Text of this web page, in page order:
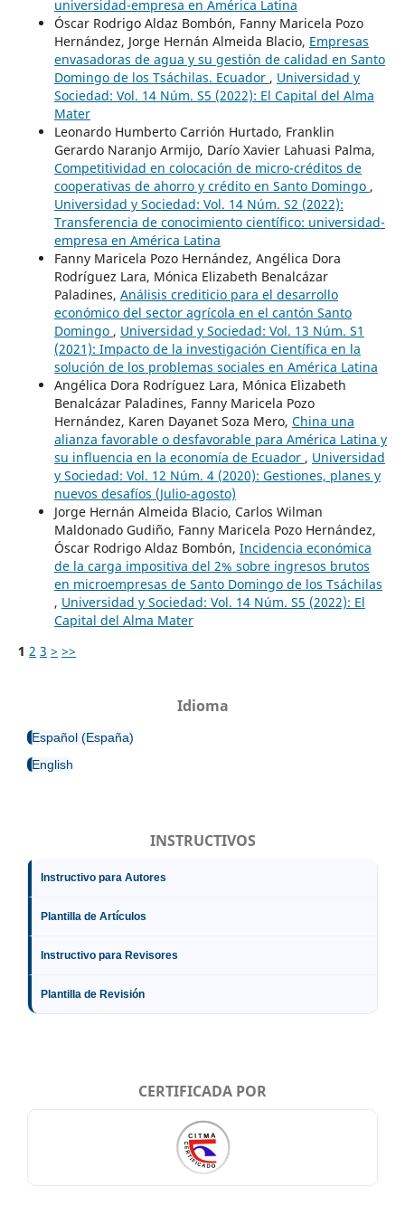
universidad-empresa en América Latina
Óscar Rodrigo Aldaz Bombón, Fanny Maricela Pozo
Hernández, Jorge Hernán Almeida Blacio, Empresas
envasadoras de agua y su gestión de calidad en Santo
Domingo de los Tsáchilas. Ecuador , Universidad y
Sociedad: Vol. 14 Núm. S5 (2022): El Capital del Alma
Mater
Leonardo Humberto Carrión Hurtado, Franklin
Gerardo Naranjo Armijo, Darío Xavier Lahuasi Palma,
Competitividad en colocación de micro-créditos de
cooperativas de ahorro y crédito en Santo Domingo ,
Universidad y Sociedad: Vol. 14 Núm. S2 (2022):
Transferencia de conocimiento científico: universidad-
empresa en América Latina
Fanny Maricela Pozo Hernández, Angélica Dora
Rodríguez Lara, Mónica Elizabeth Benalcázar
Paladines, Análisis crediticio para el desarrollo
económico del sector agrícola en el cantón Santo
Domingo , Universidad y Sociedad: Vol. 13 Núm. S1
(2021): Impacto de la investigación Científica en la
solución de los problemas sociales en América Latina
Angélica Dora Rodríguez Lara, Mónica Elizabeth
Benalcázar Paladines, Fanny Maricela Pozo
Hernández, Karen Dayanet Soza Mero, China una
alianza favorable o desfavorable para América Latina y
su influencia en la economía de Ecuador , Universidad
y Sociedad: Vol. 12 Núm. 4 (2020): Gestiones, planes y
nuevos desafíos (Julio-agosto)
Jorge Hernán Almeida Blacio, Carlos Wilman
Maldonado Gudiño, Fanny Maricela Pozo Hernández,
Óscar Rodrigo Aldaz Bombón, Incidencia económica
de la carga impositiva del 2% sobre ingresos brutos
en microempresas de Santo Domingo de los Tsáchilas
, Universidad y Sociedad: Vol. 14 Núm. S5 (2022): El
Capital del Alma Mater
1 2 3 > >>
Idioma
Español (España)
English
INSTRUCTIVOS
Instructivo para Autores
Plantilla de Artículos
Instructivo para Revisores
Plantilla de Revisión
CERTIFICADA POR